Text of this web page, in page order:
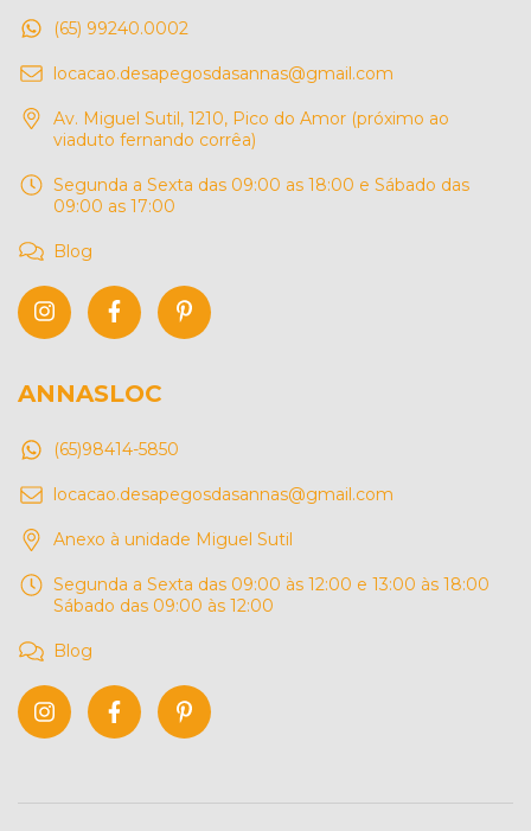
(65) 99240.0002
locacao.desapegosdasannas@gmail.com
Av. Miguel Sutil, 1210, Pico do Amor (próximo ao
viaduto fernando corrêa)
Segunda a Sexta das 09:00 as 18:00 e Sábado das
09:00 as 17:00
Blog
ANNASLOC
(65)98414-5850
locacao.desapegosdasannas@gmail.com
Anexo à unidade Miguel Sutil
Segunda a Sexta das 09:00 às 12:00 e 13:00 às 18:00
Sábado das 09:00 às 12:00
Blog